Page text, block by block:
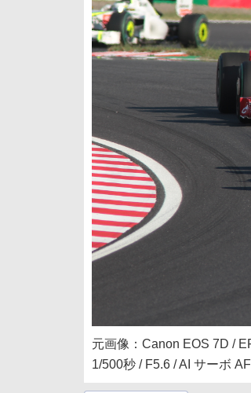
元画像：Canon EOS 7D /
1/500秒 / F5.6 / AI サーボ